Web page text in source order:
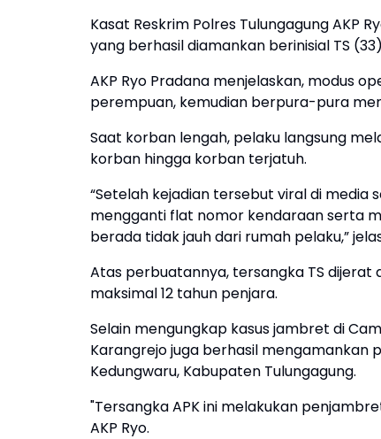
Kasat Reskrim Polres Tulungagung AKP
yang berhasil diamankan berinisial TS
AKP Ryo Pradana menjelaskan, modus
perempuan, kemudian berpura-pura
Saat korban lengah, pelaku langsung
korban hingga korban terjatuh.
“Setelah kejadian tersebut viral di media
mengganti flat nomor kendaraan serta
berada tidak jauh dari rumah pelaku,”
Atas perbuatannya, tersangka TS dijerat
maksimal 12 tahun penjara.
Selain mengungkap kasus jambret di
Karangrejo juga berhasil mengamankan
Kedungwaru, Kabupaten Tulungagung.
"Tersangka APK ini melakukan
AKP Ryo.